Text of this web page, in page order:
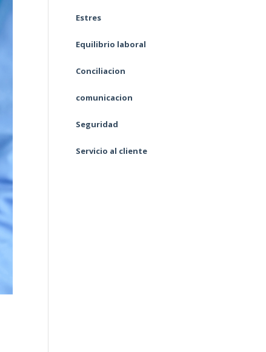
Estres
Equilibrio laboral
Conciliacion
comunicacion
Seguridad
Servicio al cliente